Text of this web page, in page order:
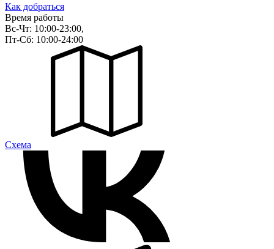
Как добраться
Время работы
Вс-Чт: 10:00-23:00,
Пт-Сб: 10:00-24:00
Cхема